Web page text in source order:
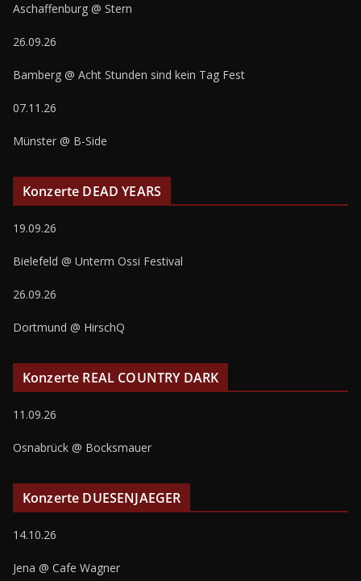
Aschaffenburg @ Stern
26.09.26
Bamberg @ Acht Stunden sind kein Tag Fest
07.11.26
Münster @ B-Side
Konzerte DEAD YEARS
19.09.26
Bielefeld @ Unterm Ossi Festival
26.09.26
Dortmund @ HirschQ
Konzerte REAL COUNTRY DARK
11.09.26
Osnabrück @ Bocksmauer
Konzerte DUESENJAEGER
14.10.26
Jena @ Cafe Wagner